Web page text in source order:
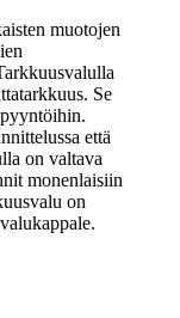
muotojen
Se
että
on valtava
monenlaisiin
on